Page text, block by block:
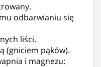
odbarwianiu się
liści.
(gniciem pąków).
i magnezu: